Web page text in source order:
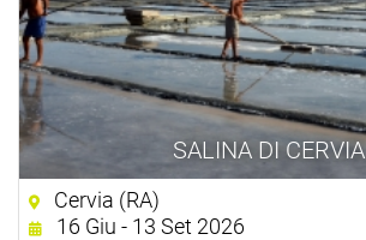
SALINA DI CERVIA
Cervia (RA)
16 Giu - 13 Set 2026